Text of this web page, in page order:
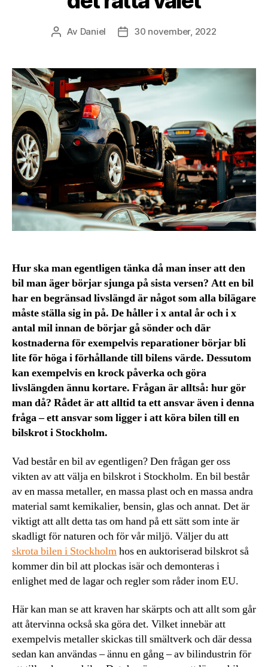
Inläggsförfattare
Av Daniel Inläggsdatum
30 november, 2022
Hur ska man egentligen tänka då man inser att den
bil man äger börjar sjunga på sista versen? Att en bil
har en begränsad livslängd är något som alla bilägare
måste ställa sig in på. De håller i x antal år och i x
antal mil innan de börjar gå sönder och där
kostnaderna för exempelvis reparationer börjar bli
lite för höga i förhållande till bilens värde. Dessutom
kan exempelvis en krock påverka och göra
livslängden ännu kortare. Frågan är alltså: hur gör
man då? Rådet är att alltid ta ett ansvar även i denna
fråga – ett ansvar som ligger i att köra bilen till en
bilskrot i Stockholm.
Vad består en bil av egentligen? Den frågan ger oss
vikten av att välja en bilskrot i Stockholm. En bil består
av en massa metaller, en massa plast och en massa andra
material samt kemikalier, bensin, glas och annat. Det är
viktigt att allt detta tas om hand på ett sätt som inte är
skadligt för naturen och för vår miljö. Väljer du att
skrota bilen i Stockholmhos en auktoriserad bilskrot så
kommer din bil att plockas isär och demonteras i
enlighet med de lagar och regler som råder inom EU.
Här kan man se att kraven har skärpts och att allt som går
att återvinna också ska göra det. Vilket innebär att
exempelvis metaller skickas till smältverk och där dessa
sedan kan användas – ännu en gång – av bilindustrin för